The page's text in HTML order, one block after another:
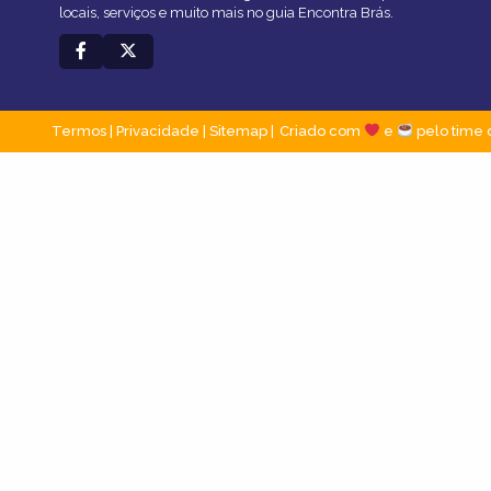
locais, serviços e muito mais no guia Encontra Brás.
Termos Privacidade Sitemap Criado com e pelo time